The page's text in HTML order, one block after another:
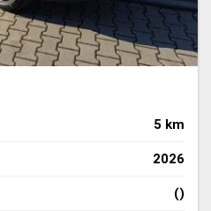
5 km
2026
()